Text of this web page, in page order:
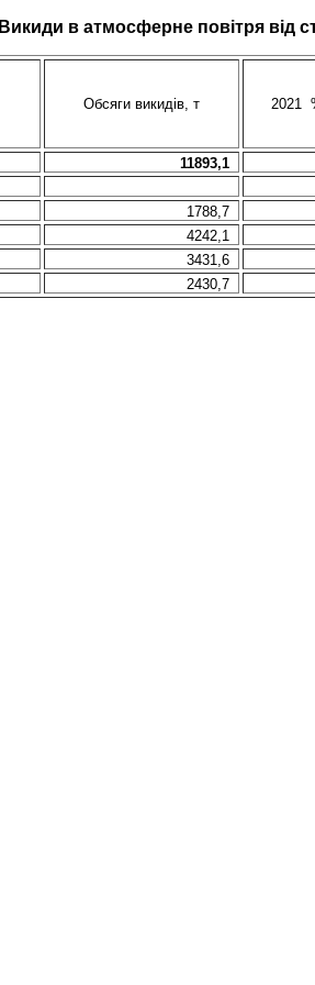
Викиди в атмосферне повітря від
Обсяги викидів, т 2021
11893,1
1788,7
4242,1
3431,6
2430,7